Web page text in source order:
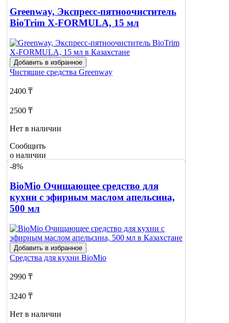
Greenway, Экспресс-пятноочиститель
BioTrim X-FORMULA, 15 мл
Добавить в избранное
Чистящие средства Greenway
2400 ₸
2500 ₸
Нет в наличии
Сообщить
о наличии
-8%
BioMio Очищающее средство для
кухни с эфирным маслом апельсина,
500 мл
Добавить в избранное
Средства для кухни BioMio
2990 ₸
3240 ₸
Нет в наличии